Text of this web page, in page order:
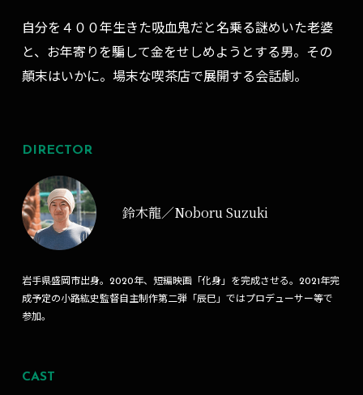
自分を４００年生きた吸血鬼だと名乗る謎めいた老婆
と、お年寄りを騙して金をせしめようとする男。その
顛末はいかに。場末な喫茶店で展開する会話劇。
DIRECTOR
鈴木龍／Noboru Suzuki
岩手県盛岡市出身。2020年、短編映画「化身」を完成させる。2021年完
成予定の小路紘史監督自主制作第二弾「辰巳」ではプロデューサー等で
参加。
CAST